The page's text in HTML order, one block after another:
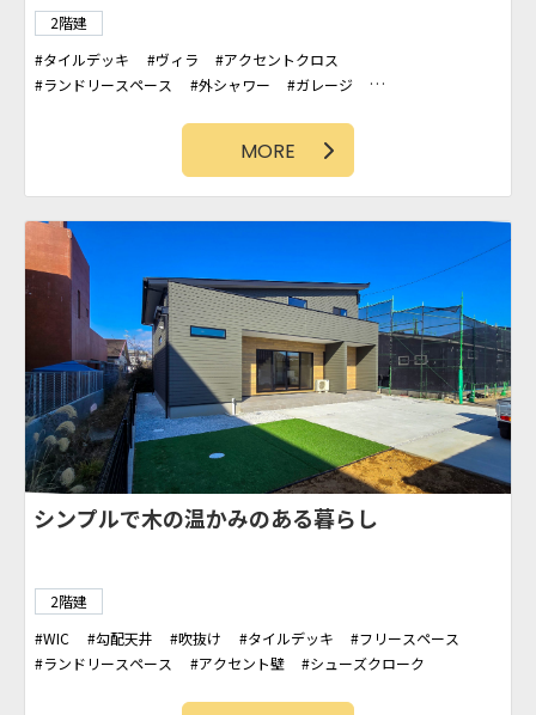
2階建
タイルデッキ
ヴィラ
アクセントクロス
ランドリースペース
外シャワー
ガレージ
吹抜け
バーカウンターMORE
シンプルで木の温かみのある暮らし
2階建
WIC
勾配天井 吹抜け タイルデッキ
フリースペース
ランドリースペース
アクセント壁 シューズクローク